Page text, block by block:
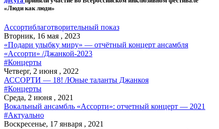
«Люди как люди»
Ассортиблаготворительный показ
Вторник, 16 мая , 2023
«Подари улыбку миру» — отчётный концерт ансамбля
«Ассорти» /Джанкой-2023
#Концерты
Четверг, 2 июня , 2022
АССОРТИ — 18! /Юные таланты Джанкоя
#Концерты
Среда, 2 июня , 2021
Вокальный ансамбль «Ассорти»: отчетный концерт — 2021
#Актуально
Воскресенье, 17 января , 2021